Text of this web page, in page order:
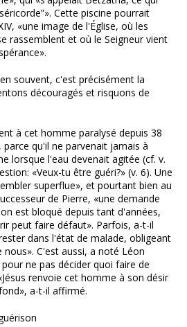
Cette piscine pourrait
«une image de l'Église, où les
rassemblent et où le Seigneur vient
souvent, c'est précisément la
découragés et risquons de
à cet homme paralysé depuis 38
parce qu'il ne parvenait jamais à
lorsque l'eau devenait agitée (cf. v.
«Veux-tu être guéri?» (v. 6). Une
superflue», et pourtant bien au
de Pierre, «une demande
est bloqué depuis tant d'années,
peut faire défaut». Parfois, a-t-il
dans l'état de malade, obligeant
C'est aussi, a noté Léon
ne pas décider quoi faire de
renvoie cet homme à son désir
a-t-il affirmé.